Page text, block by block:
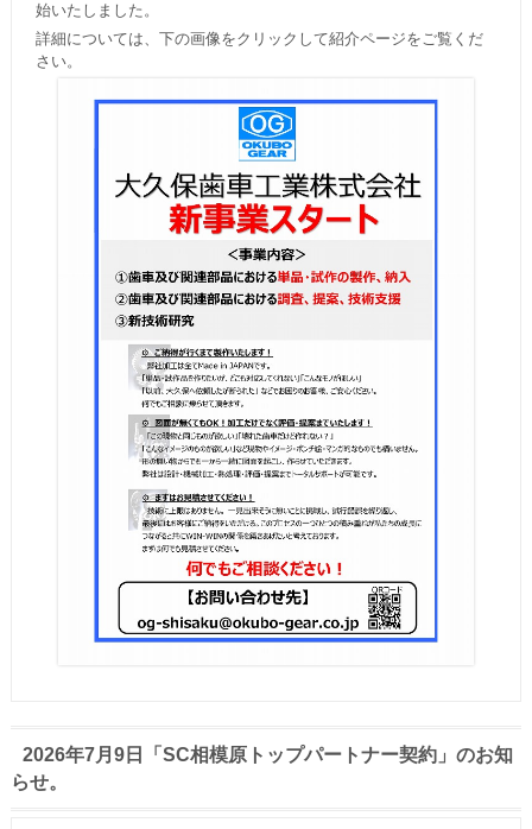
始いたしました。
詳細については、下の画像をクリックして紹介ページをご覧くだ
さい。
2026年7月9日「SC相模原トップパートナー契約」のお知
らせ。